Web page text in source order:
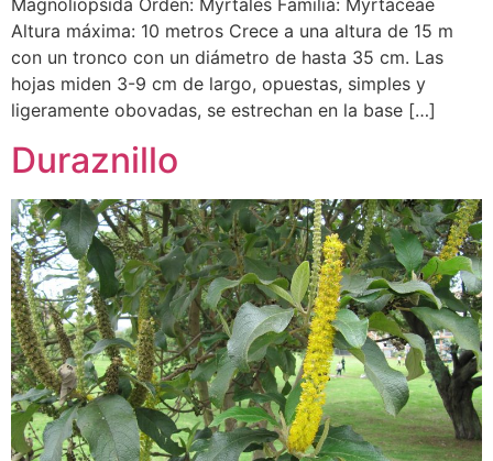
Magnoliopsida Orden: Myrtales Familia: Myrtaceae
Altura máxima: 10 metros Crece a una altura de 15 m
con un tronco con un diámetro de hasta 35 cm. Las
hojas miden 3-9 cm de largo, opuestas, simples y
ligeramente obovadas, se estrechan en la base […]
Duraznillo